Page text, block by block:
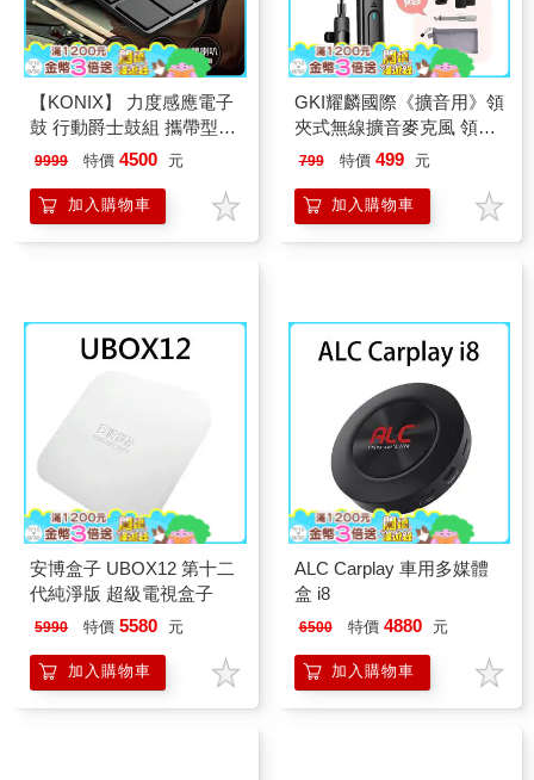
【KONIX】 力度感應電子
鼓 行動爵士鼓組 攜帶型電
子鼓
9999 特價 4500 元
加入購物車
GKI耀麟國際《擴音用》領
夾式無線擴音麥克風 領夾
+手持 擴音教學神器 麥克
799 特價 499 元
加入購物車
安博盒子 UBOX12 第十二
代純淨版 超級電視盒子
5990 特價 5580 元
加入購物車
ALC Carplay 車用多媒體
盒 i8
6500 特價 4880 元
加入購物車